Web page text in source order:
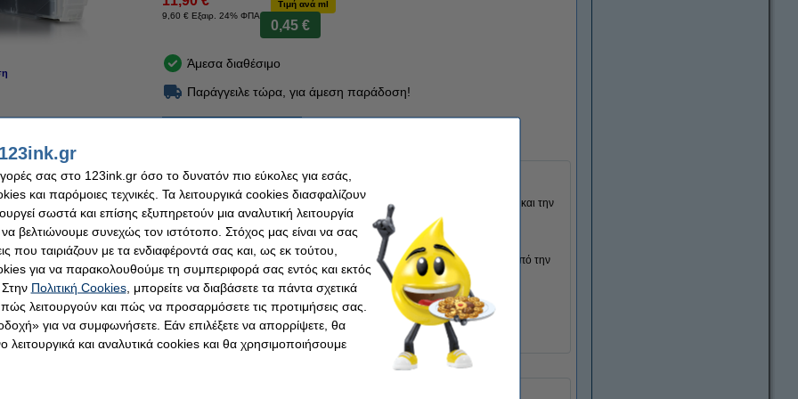
9,60 € Εξαιρ. 24% ΦΠΑ
Τιμή ανά ml
0,45 €
Άμεσα διαθέσιμο
Παράγγειλε τώρα, για άμεση παράδοση!
XXL Black Pigment εξαιρετικά υψηλής χωρητικότητας από την 123ink
ξεχωρίζει για την υψηλή ποιότητα και την
κατασκευαστή ISO-9001 (άρα, σύμφωνα με τα υψηλότερα πρότυπα ποιότητας).
λεπτομέρεια με αυτό το Canon PGI-580PGBK XXL Black Pigment εξαιρετικά υψηλής χωρητικότητας από την
(δηλαδή0,7 ml περισσότεροαπό το γνήσιο).
από 100% εγγύηση!
σας στο 123ink.gr όσο το δυνατόν πιο εύκολες για εσάς,
και παρόμοιες τεχνικές. Τα λειτουργικά cookies διασφαλίζουν
σωστά και επίσης εξυπηρετούν μια αναλυτική λειτουργία
βελτιώνουμε συνεχώς τον ιστότοπο. Στόχος μας είναι να σας
που ταιριάζουν με τα ενδιαφέροντά σας και, ως εκ τούτου,
για να παρακολουθούμε τη συμπεριφορά σας εντός και εκτός
Πολιτική Cookies, μπορείτε να διαβάσετε τα πάντα σχετικά
λειτουργούν και πώς να προσαρμόσετε τις προτιμήσεις σας.
για να συμφωνήσετε. Εάν επιλέξετε να απορρίψετε, θα
και αναλυτικά cookies και θα χρησιμοποιήσουμε